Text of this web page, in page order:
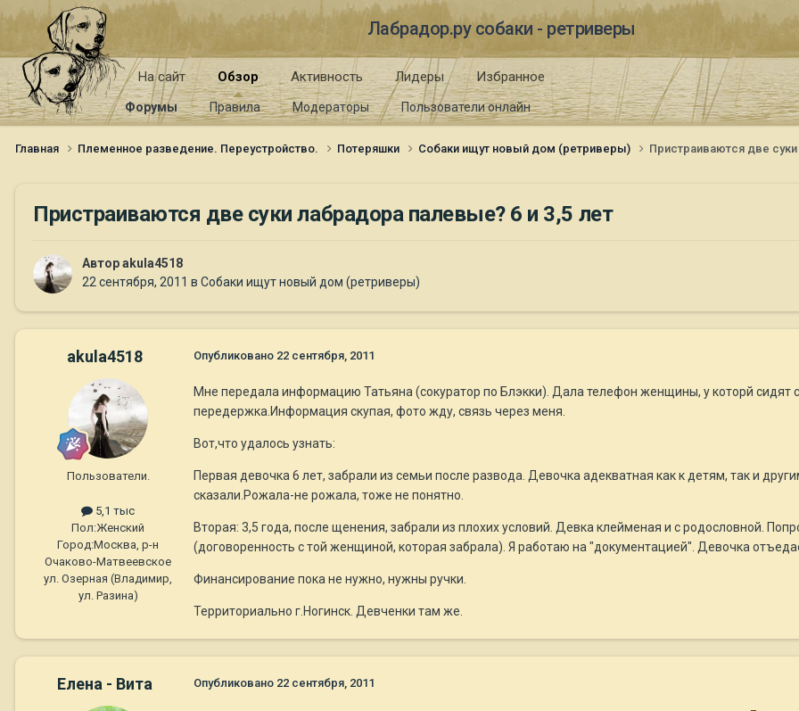
Лабрадор.ру собаки - ретриверы
На сайт Обзор
Форумы Правила Модераторы Пользователи онлайн
Активность Лидеры Избранное
Главная Племенное разведение. Переустройство. Потеряшки Собаки ищут новый дом (ретриверы) Пристраиваются две
Пристраиваются две суки лабрадора палевые? 6 и 3,5 лет
Авторakula4518
22 сентября, 2011 в Собаки ищут новый дом (ретриверы)
akula4518
Пользователи.
5,1 тыс
Пол:Женский
Город:Москва, р-н
Очаково-Матвеевское
ул. Озерная (Владимир,
ул. Разина)
Опубликовано 22 сентября, 2011
Мне передала информацию Татьяна (сокуратор по Блэкки). Дала телефон женщины, у которй сидят
передержка.Информация скупая, фото жду, связь через меня.
Вот,что удалось узнать:
Первая девочка 6 лет, забрали из семьи после развода. Девочка адекватная как к детям, так и
сказали.Рожала-не рожала, тоже не понятно.
Вторая: 3,5 года, после щенения, забрали из плохих условий. Девка клейменая и с родословной.
(договоренность с той женщиной, которая забрала). Я работаю на "документацией". Девочка
Финансирование пока не нужно, нужны ручки.
Территориально г.Ногинск. Девченки там же.
Елена - Вита Опубликовано 22 сентября, 2011